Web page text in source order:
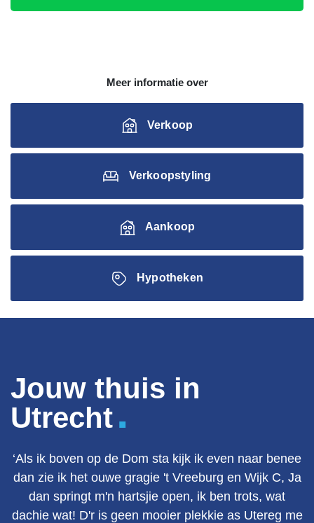
Meer informatie over
Verkoop
Verkoopstyling
Aankoop
Hypotheken
Jouw thuis in
Utrecht.
‘Als ik boven op de Dom sta kijk ik even naar benee
dan zie ik het ouwe gragie 't Vreeburg en Wijk C, Ja
dan springt m'n hartsjie open, ik ben trots, wat
dachie wat! D'r is geen mooier plekkie as Utereg me